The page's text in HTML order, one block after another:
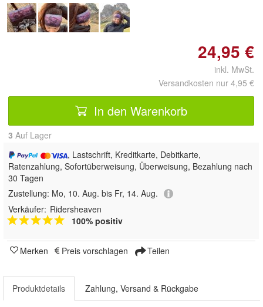
24,95 €
inkl. MwSt.
Versandkosten nur 4,95 €
In den Warenkorb
3 Auf Lager
, Lastschrift, Kreditkarte, Debitkarte,
Ratenzahlung, Sofortüberweisung, Überweisung, Bezahlung nach
30 Tagen
Zustellung: Mo, 10. Aug. bis Fr, 14. Aug.
Verkäufer: Ridersheaven
100% positiv
Merken Preis vorschlagen Teilen
Produktdetails Zahlung, Versand & Rückgabe